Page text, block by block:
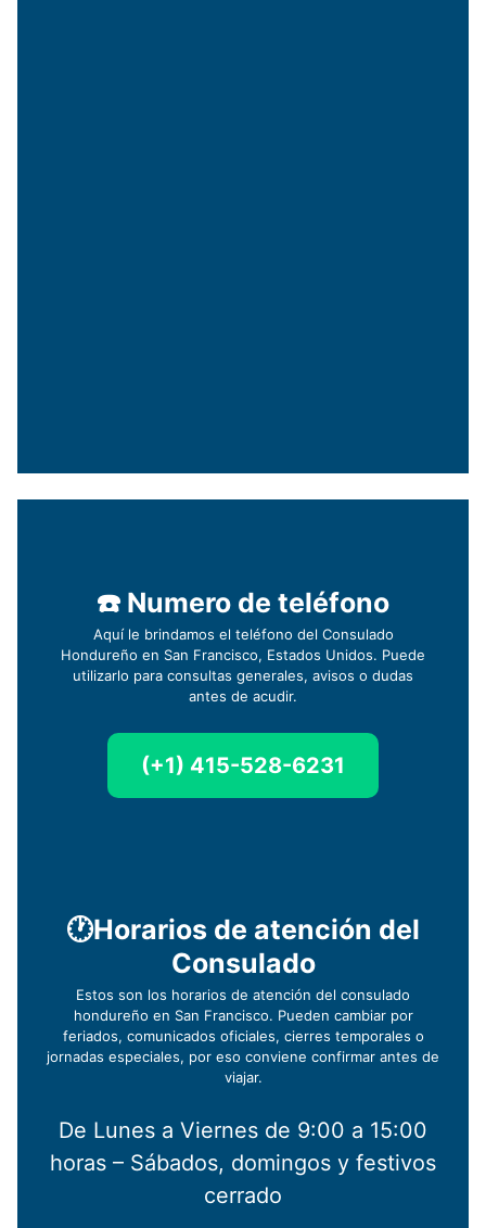
☎️ Numero de teléfono
Aquí le brindamos el teléfono del Consulado
Hondureño en San Francisco, Estados Unidos. Puede
utilizarlo para consultas generales, avisos o dudas
antes de acudir.
(+1) 415-528-6231
🕐Horarios de atención del
Consulado
Estos son los horarios de atención del consulado
hondureño en San Francisco. Pueden cambiar por
feriados, comunicados oficiales, cierres temporales o
jornadas especiales, por eso conviene confirmar antes de
viajar.
De Lunes a Viernes de 9:00 a 15:00
horas – Sábados, domingos y festivos
cerrado